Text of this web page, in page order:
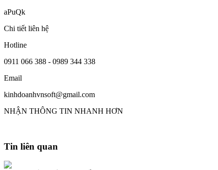
aPuQk
Chi tiết liên hệ
Hotline
0911 066 388 - 0989 344 338
Email
kinhdoanhvnsoft@gmail.com
NHẬN THÔNG TIN NHANH HƠN
Tin liên quan